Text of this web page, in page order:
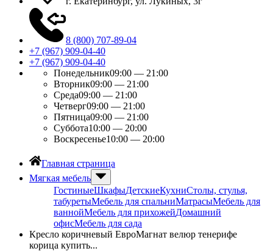
8 (800) 707-89-04
+7 (967) 909-04-40
+7 (967) 909-04-40
Понедельник09:00 — 21:00
Вторник09:00 — 21:00
Среда09:00 — 21:00
Четверг09:00 — 21:00
Пятница09:00 — 21:00
Суббота10:00 — 20:00
Воскресенье10:00 — 20:00
Главная страница
Мягкая мебель
ГостиныеШкафыДетскиеКухниСтолы, стулья,
табуретыМебель для спальниМатрасыМебель для
ваннойМебель для прихожейДомашний
офисМебель для сада
Кресло коричневый ЕвроМагнат велюр тенерифе
корица купить...